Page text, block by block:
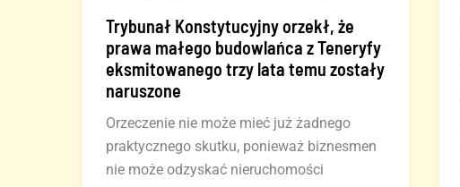
Trybunał Konstytucyjny orzekł, że
prawa małego budowlańca z Teneryfy
eksmitowanego trzy lata temu zostały
naruszone
Orzeczenie nie może mieć już żadnego
praktycznego skutku, ponieważ biznesmen
nie może odzyskać nieruchomości